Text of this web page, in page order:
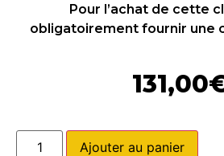
Pour l’achat de cette
obligatoirement fournir une
131,00
Ajouter au panier